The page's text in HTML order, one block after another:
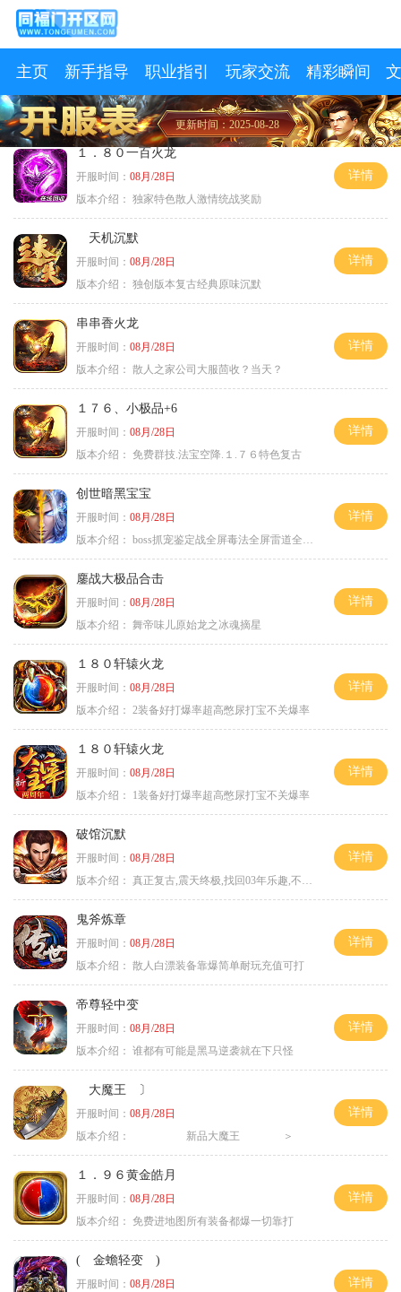
主页 新手指导 职业指引 玩家交流 精彩瞬间
更新时间：2025-08-28
１．８０一百火龙
开服时间： 08月/28日
版本介绍： 独家特色散人激情统战奖励
详情
天机沉默
开服时间： 08月/28日
版本介绍： 独创版本复古经典原味沉默
详情
串串香火龙
开服时间： 08月/28日
版本介绍： 散人之家公司大服茴收？当天？
详情
１７６、小极品+6
开服时间： 08月/28日
版本介绍： 免费群技.法宝空降.１.７６特色复古
详情
创世暗黑宝宝
开服时间： 08月/28日
版本介绍： boss抓宠鉴定战全屏毒法全屏雷道全屏狗
详情
鏖战大极品合击
开服时间： 08月/28日
版本介绍： 舞帝味儿原始龙之冰魂摘星
详情
１８０轩辕火龙
开服时间： 08月/28日
版本介绍： 2装备好打爆率超高憋尿打宝不关爆率
详情
１８０轩辕火龙
开服时间： 08月/28日
版本介绍：
1装备好打爆率超高憋尿打宝不关爆率
详情
破馆沉默
开服时间： 08月/28日
版本介绍： 真正复古,震天终极,找回03年乐趣,不搞花里胡
详情
鬼斧炼章
开服时间： 08月/28日
版本介绍： 散人白漂装备靠爆简单耐玩充值可打
详情
帝尊轻中变
开服时间： 08月/28日
版本介绍： 谁都有可能是黑马逆袭就在下只怪
详情
大魔王 〕
开服时间： 08月/28日
版本介绍：
新品大魔王 ＞
详情
１．９６黄金皓月
开服时间： 08月/28日
版本介绍： 免费进地图所有装备都爆一切靠打
详情
( 金蟾轻变 )
开服时间： 08月/28日
详情